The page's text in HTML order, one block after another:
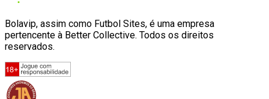
Bolavip, assim como Futbol Sites, é uma empresa
pertencente à Better Collective. Todos os direitos
reservados.